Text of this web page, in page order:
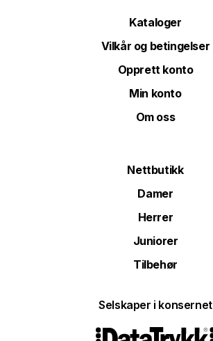
Kataloger
Vilkår og betingelser
Opprett konto
Min konto
Om oss
Nettbutikk
Damer
Herrer
Juniorer
Tilbehør
Selskaper i konsernet